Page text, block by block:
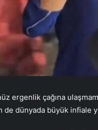
ergenlik çağına
de dünyada büyük infiale